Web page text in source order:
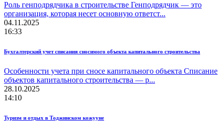
Роль генподрядчика в строительстве Генподрядчик — это
организация, которая несет основную ответст...
04.11.2025
16:33
Бухгалтерский учет списания сносимого объекта капитального строительства
Особенности учета при сносе капитального объекта Списание
объектов капитального строительства — р...
28.10.2025
14:10
Туризм и отдых в Тоджинском кожууне